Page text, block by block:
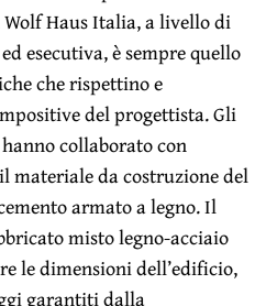
Wolf Haus Italia, a livello di
esecutiva, è sempre quello
che rispettino e
del progettista. Gli
collaborato con
materiale da costruzione del
armato a legno. Il
misto legno-acciaio
le dimensioni dell’edificio,
garantiti dalla